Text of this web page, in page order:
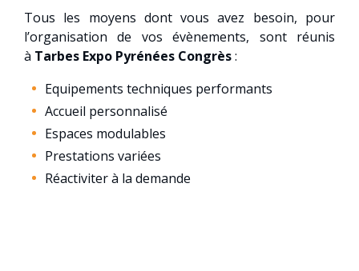
Tous les moyens dont vous avez besoin, pour
l’organisation de vos évènements, sont réunis
à Tarbes Expo Pyrénées Congrès:
Equipements techniques performants
Accueil personnalisé
Espaces modulables
Prestations variées
Réactiviter à la demande